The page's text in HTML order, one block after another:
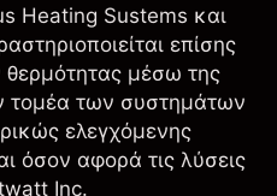
Heating Sustems και
επίσης
μέσω της
τομέα των συστημάτων
ελεγχόμενης
όσον αφορά τις λύσεις
Inc.